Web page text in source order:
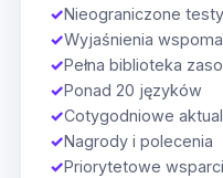
✓Nieograniczone
✓Wyjaśnienia
✓Pełna biblioteka
✓Ponad 20 języków
✓Cotygodniowe
✓Nagrody i polecenia
✓Priorytetowe